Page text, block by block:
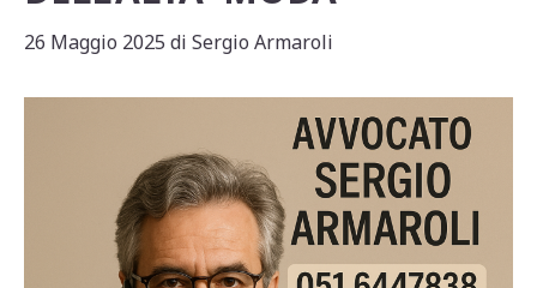
26 Maggio 2025 di Sergio Armaroli